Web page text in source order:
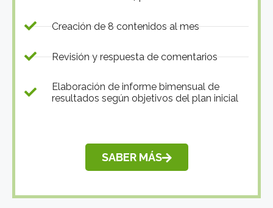
Creación de 8 contenidos al mes
Revisión y respuesta de comentarios
Elaboración de informe bimensual de
resultados según objetivos del plan inicial
SABER MÁS